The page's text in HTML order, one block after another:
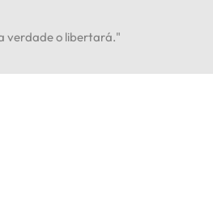
verdade o libertará."